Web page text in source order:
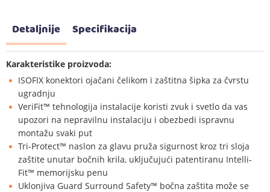
Detaljnije Specifikacija
Karakteristike proizvoda:
ISOFIX konektori ojačani čelikom i zaštitna šipka za čvrstu
ugradnju
VeriFit™ tehnologija instalacije koristi zvuk i svetlo da vas
upozori na nepravilnu instalaciju i obezbedi ispravnu
montažu svaki put
Tri-Protect™ naslon za glavu pruža sigurnost kroz tri sloja
zaštite unutar bočnih krila, uključujući patentiranu Intelli-
Fit™ memorijsku penu
Uklonjiva Guard Surround Safety™ bočna zaštita može se